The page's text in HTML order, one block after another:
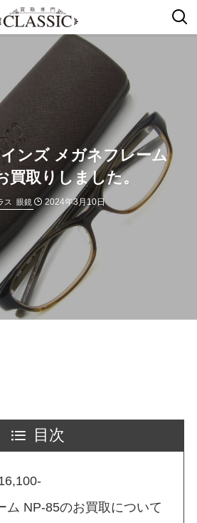
ンズ メガネフレーム
買取りしました。
ス 眼鏡 2024年3月10日
目次
ム NP-85のお買取について